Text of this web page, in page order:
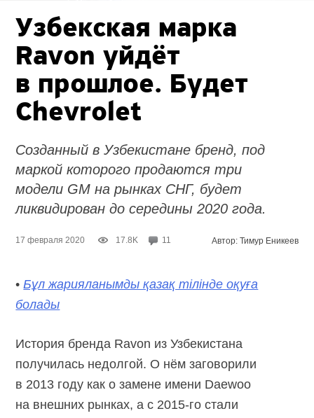
Узбекская марка
Ravon уйдёт
в прошлое. Будет
Chevrolet
Созданный в Узбекистане бренд, под
маркой которого продаются три
модели GM на рынках СНГ, будет
ликвидирован до середины 2020 года.
17 февраля 2020 17.8K 11 Автор: Тимур Еникеев
•Бұл жарияланымды қазақ тілінде оқуға
болады
История бренда Ravon из Узбекистана
получилась недолгой. О нём заговорили
в 2013 году как о замене имени Daewoo
на внешних рынках, а с 2015-го стали